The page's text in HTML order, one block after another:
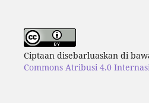
Ciptaan disebarluaskan di
Commons Atribusi 4.0